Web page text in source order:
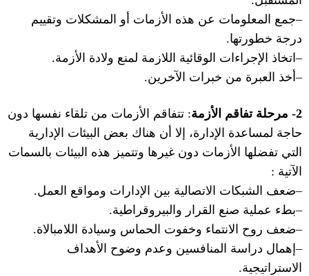
–جمع المعلومات عن هذه الأزمات أو المشكلات وتقييم
درجة خطورتها.
–اتخاذ الإجراءات الوقائية اللازمة لمنع ولادة الأزمة.
–أخذ العبرة من خبرات الآخرين.
2- مرحلة تفاقم الأزمة: تتفاقم الأزمات من تلقاء نفسها دون
حاجة لمساعدة الإدارة، إلا أن هناك بعض البيئات الإدارية
التي تفضلها الأزمات دون غيرها وتتميز هذه البيئات بالسمات
الآتية :
–ضعف الشبكات الاتصالية بين الإدارات ومواقع العمل.
–بطء عملية صنع القرار والبيروقراطية.
–ضعف روح الانتماء وخفوت الحماس وسيادة اللامبالاة.
–إهمال دراسة المنافسين وعدم وضوح الأهداف
الاستراتيجية.